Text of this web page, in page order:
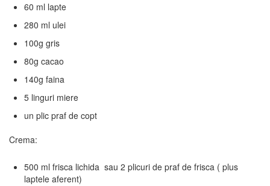
60 ml lapte
280 ml ulei
100g gris
80g cacao
140g faina
5 linguri miere
un plic praf de copt
Crema:
500 ml frisca lichida sau 2 plicuri de praf de frisca ( plus
laptele aferent)